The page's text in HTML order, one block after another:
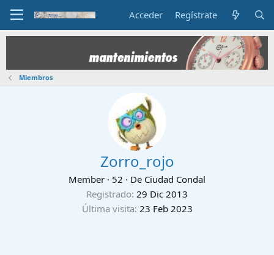
Acceder Regístrate
Miembros
Zorro_rojo
Member · 52 · De Ciudad Condal
Registrado 29 Dic 2013
Última visita 23 Feb 2023